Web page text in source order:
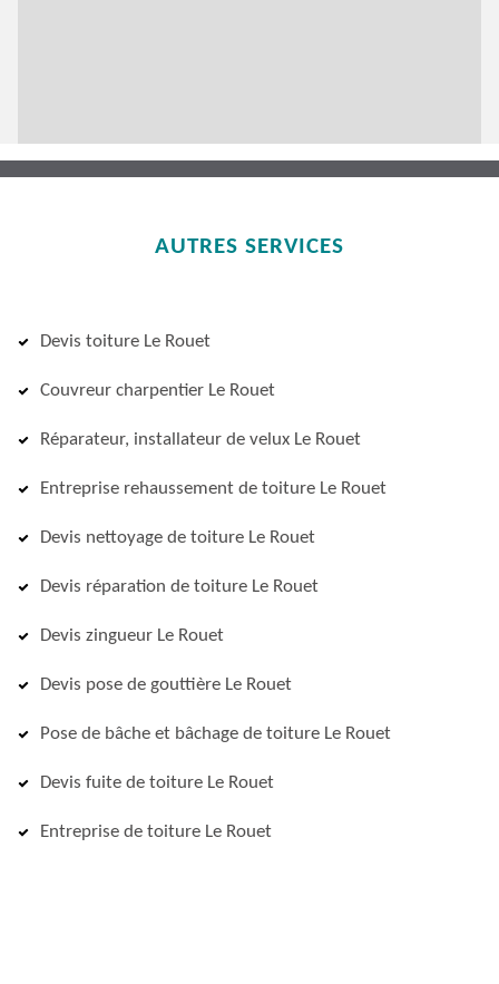
AUTRES SERVICES
Devis toiture Le Rouet
Couvreur charpentier Le Rouet
Réparateur, installateur de velux Le Rouet
Entreprise rehaussement de toiture Le Rouet
Devis nettoyage de toiture Le Rouet
Devis réparation de toiture Le Rouet
Devis zingueur Le Rouet
Devis pose de gouttière Le Rouet
Pose de bâche et bâchage de toiture Le Rouet
Devis fuite de toiture Le Rouet
Entreprise de toiture Le Rouet